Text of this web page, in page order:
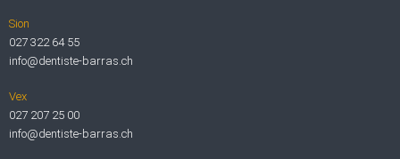
Sion
027 322 64 55
info@dentiste-barras.ch
Vex
027 207 25 00
info@dentiste-barras.ch